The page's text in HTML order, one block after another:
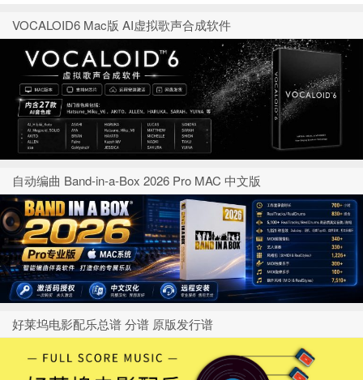
VOCALOID6 Mac版 AI虚拟歌声合成软件
自动编曲 Band-in-a-Box 2026 Pro MAC 中文版
好莱坞电影配乐总谱 分谱 原版发行谱